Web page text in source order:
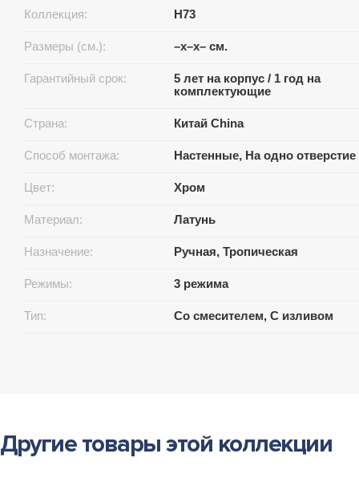
Коллекция: H73
Размеры (см.): –x–x– см.
Гарантийный срок:
5 лет на корпус / 1 год на
комплектующие
Страна: Китай China
Способ монтажа: Настенные, На одно отверстие
Цвет: Хром
Материал: Латунь
Назначение: Ручная, Тропическая
Режимы: 3 режима
Тип: Со смесителем, С изливом
Другие товары этой коллекции